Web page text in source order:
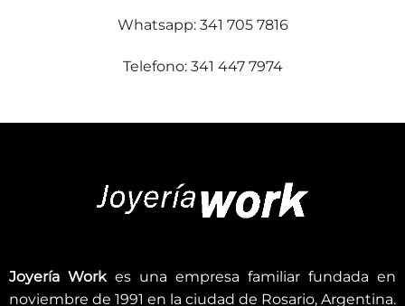
Whatsapp: 341 705 7816
Telefono: 341 447 7974
Joyería Workes una empresa familiar fundada en
noviembre de 1991 en la ciudad de Rosario, Argentina.